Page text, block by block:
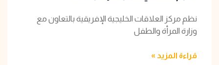
نظم مركز العلاقات الخليجية الإفريقية بالتعاون مع
وزارة المرأة والطفل
قراءة المزيد »